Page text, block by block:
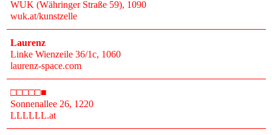
WUK (Währinger Straße 59), 1090
wuk.at/kunstzelle
Laurenz
Linke Wienzeile 36/1c, 1060
laurenz-space.com
□□□□□■
Sonnenallee 26, 1220
LLLLLL.at